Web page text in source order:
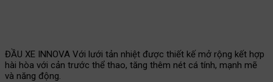
ĐẦU XE INNOVA Với lưới tản nhiệt được thiết kế mở rộng kết hợp
hài hòa với cản trước thể thao, tăng thêm nét cá tính, mạnh mẽ
và năng động.